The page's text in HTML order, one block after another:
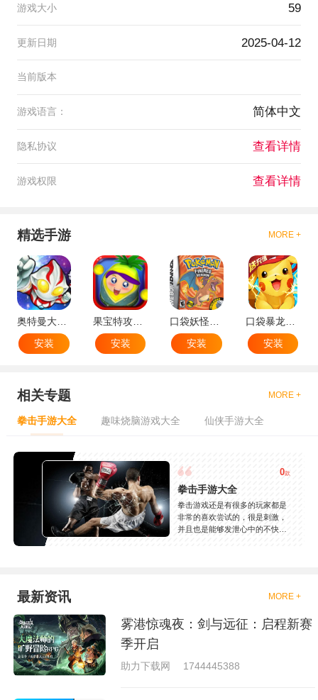
游戏大小 59
更新日期 2025-04-12
当前版本
游戏语言： 简体中文
隐私协议 查看详情
游戏权限 查看详情
精选手游 MORE +
奥特曼大战小怪兽
安装
安装
安装
安装
相关专题 MORE +
拳击手游大全 趣味烧脑游戏大全 仙侠手游大全
0款
拳击手游大全
拳击游戏还是有很多的玩家都是
非常的喜欢尝试的，很是刺激，
并且也是能够发泄心中的不快
够去进行体验的，我们也是能够
就是收集了一些有意思的拳击游
最新资讯 MORE +
雾港惊魂夜：剑与远征：启程新赛
季开启
助力下载网 1744445388